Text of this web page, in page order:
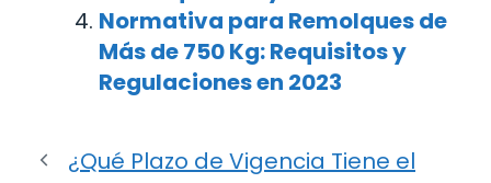
Normativa para Remolques de
Más de 750 Kg: Requisitos y
Regulaciones en 2023
¿Qué Plazo de Vigencia Tiene el